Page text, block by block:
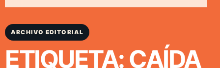
ARCHIVO EDITORIAL
ETIQUETA: CAÍDA